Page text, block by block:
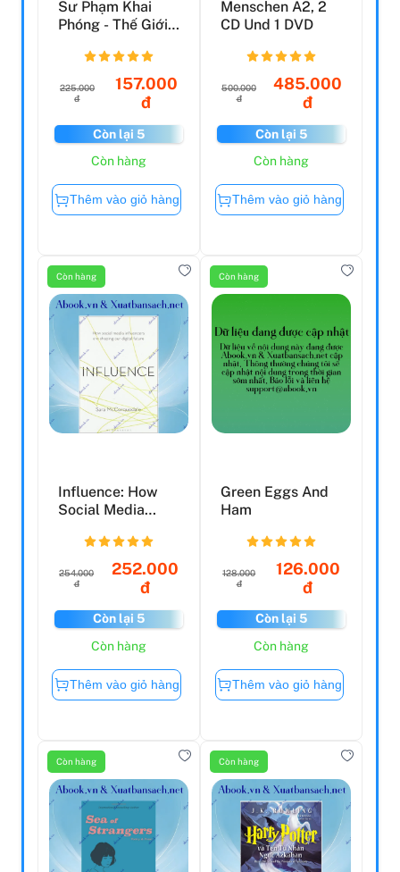
Sư Phạm Khai
Phóng - Thế Giới,
225.000
đ
157.000
đ
Còn lại 5
Còn hàng
Thêm vào giỏ hàng
Menschen A2, 2
CD Und 1 DVD
500.000
đ
485.000
đ
Còn lại 5
Còn hàng
Thêm vào giỏ hàng
Còn hàng
Influence: How
Social Media
Shapin...
254.000
đ
252.000
đ
Còn lại 5
Còn hàng
Thêm vào giỏ hàng
Còn hàng
Green Eggs And
Ham
128.000
đ
126.000
đ
Còn lại 5
Còn hàng
Thêm vào giỏ hàng
Còn hàng Còn hàng